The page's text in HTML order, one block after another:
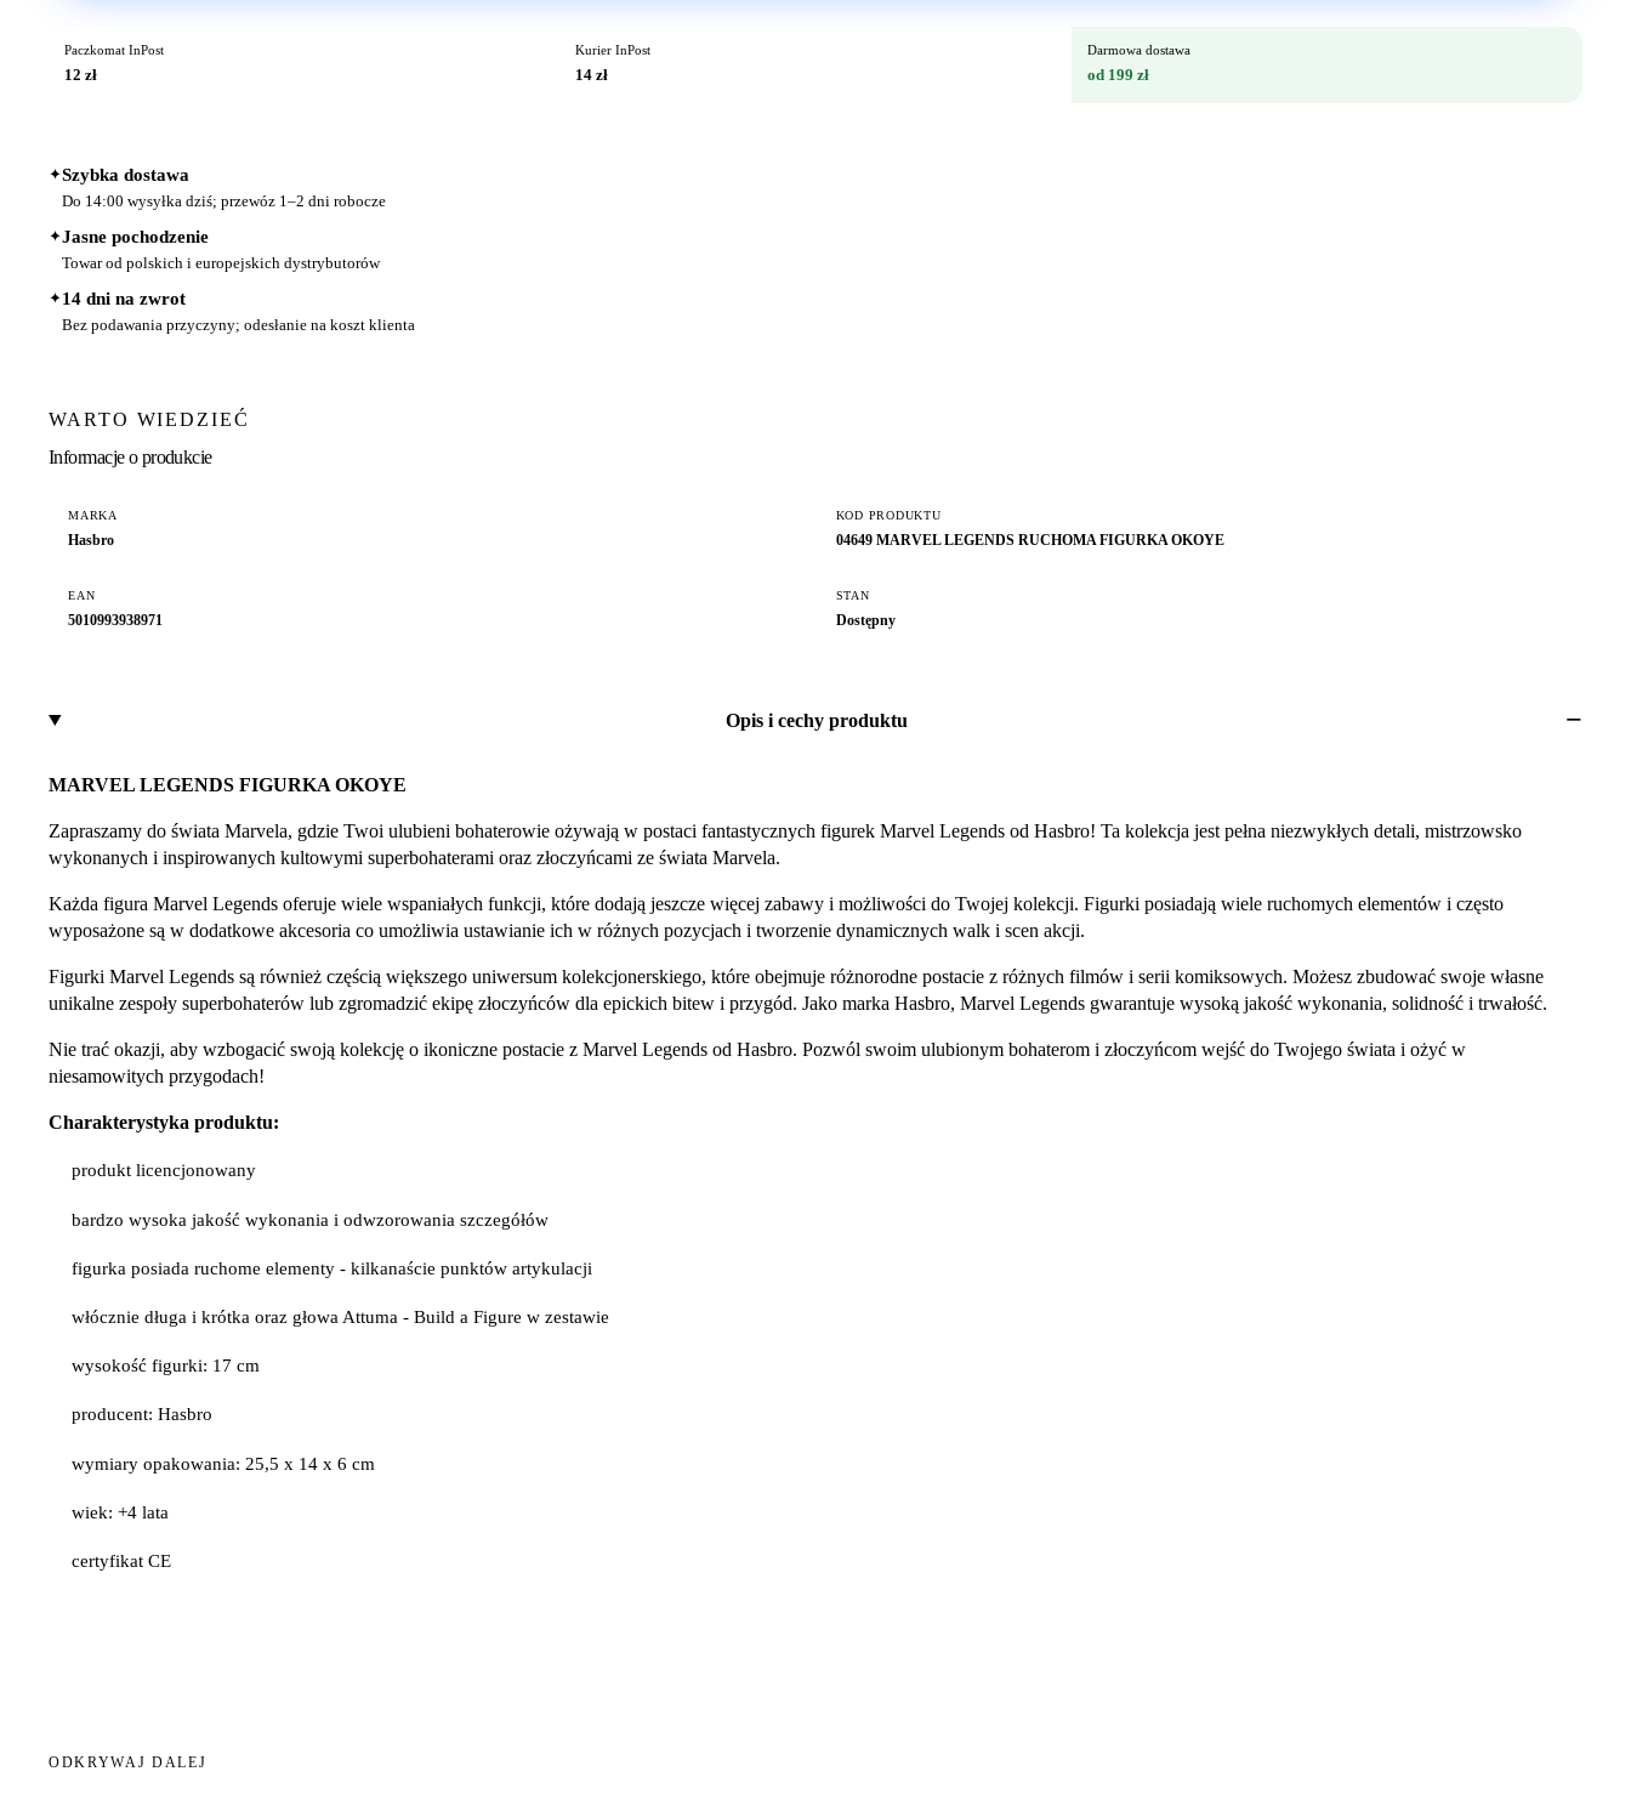
Paczkomat InPost
12 zł
Kurier InPost
14 zł
Darmowa dostawa
od 199 zł
✦Szybka dostawa
Do 14:00 wysyłka dziś; przewóz 1–2 dni robocze
✦Jasne pochodzenie
Towar od polskich i europejskich dystrybutorów
✦14 dni na zwrot
Bez podawania przyczyny; odesłanie na koszt klienta
WARTO WIEDZIEĆ
Informacje o produkcie
MARKA
Hasbro
KOD PRODUKTU
04649 MARVEL LEGENDS RUCHOMA FIGURKA OKOYE
EAN
5010993938971
STAN
Dostępny
Opis i cechy produktu
MARVEL LEGENDS FIGURKA OKOYE
Zapraszamy do świata Marvela, gdzie Twoi ulubieni bohaterowie ożywają w postaci fantastycznych figurek Marvel Legends od Hasbro! Ta kolekcja jest pełna niezwykłych detali, mistrzowsko
wykonanych i inspirowanych kultowymi superbohaterami oraz złoczyńcami ze świata Marvela.
Każda figura Marvel Legends oferuje wiele wspaniałych funkcji, które dodają jeszcze więcej zabawy i możliwości do Twojej kolekcji. Figurki posiadają wiele ruchomych elementów i często
wyposażone są w dodatkowe akcesoria co umożliwia ustawianie ich w różnych pozycjach i tworzenie dynamicznych walk i scen akcji.
Figurki Marvel Legends są również częścią większego uniwersum kolekcjonerskiego, które obejmuje różnorodne postacie z różnych filmów i serii komiksowych. Możesz zbudować swoje własne
unikalne zespoły superbohaterów lub zgromadzić ekipę złoczyńców dla epickich bitew i przygód. Jako marka Hasbro, Marvel Legends gwarantuje wysoką jakość wykonania, solidność i trwałość.
Nie trać okazji, aby wzbogacić swoją kolekcję o ikoniczne postacie z Marvel Legends od Hasbro. Pozwól swoim ulubionym bohaterom i złoczyńcom wejść do Twojego świata i ożyć w
niesamowitych przygodach!
Charakterystyka produktu:
produkt licencjonowany
bardzo wysoka jakość wykonania i odwzorowania szczegółów
figurka posiada ruchome elementy - kilkanaście punktów artykulacji
włócznie długa i krótka oraz głowa Attuma - Build a Figure w zestawie
wysokość figurki: 17 cm
producent: Hasbro
wymiary opakowania: 25,5 x 14 x 6 cm
wiek: +4 lata
certyfikat CE
ODKRYWAJ DALEJ